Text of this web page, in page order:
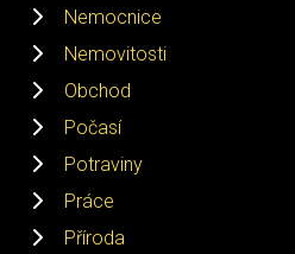
Nemocnice
Nemovitosti
Obchod
Počasí
Potraviny
Práce
Příroda